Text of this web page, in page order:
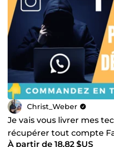
Christ_Weber
Je vais vous livrer mes
récupérer tout compte
À partir de 18,82 $US